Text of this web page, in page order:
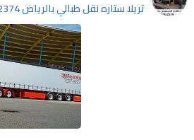
تريلا ستاره نقل طبالي بالرياض 0537422374